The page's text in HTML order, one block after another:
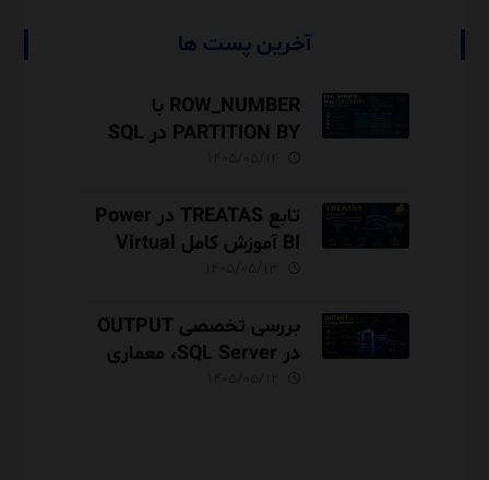
آخرین پست ها
ROW_NUMBER با
PARTITION BY در SQL
تابع TREATAS در Power
BI آموزش کامل Virtual
USERELATIONSHIP
بررسی تخصصی OUTPUT
در SQL Server، معماری